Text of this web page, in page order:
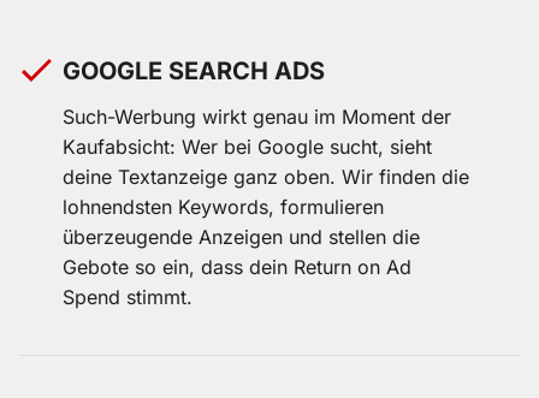
GOOGLE SEARCH ADS
Such-Werbung wirkt genau im Moment der
Kaufabsicht: Wer bei Google sucht, sieht
deine Textanzeige ganz oben. Wir finden die
lohnendsten Keywords, formulieren
überzeugende Anzeigen und stellen die
Gebote so ein, dass dein Return on Ad
Spend stimmt.